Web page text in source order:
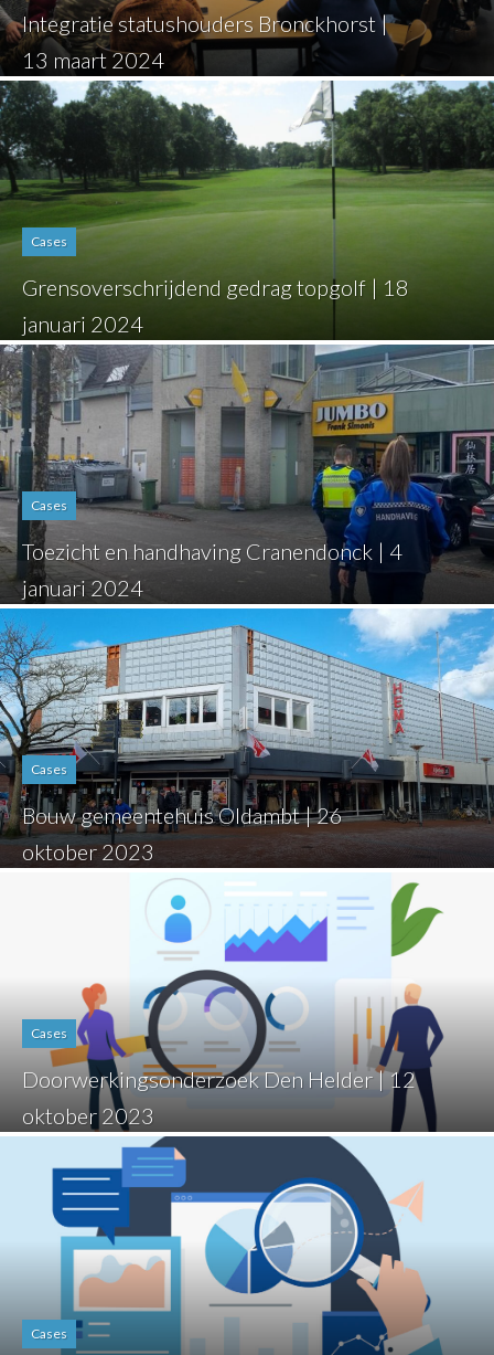
Integratie statushouders Bronckhorst |
13 maart 2024
Cases
Grensoverschrijdend gedrag topgolf | 18
januari 2024
Cases
Toezicht en handhaving Cranendonck | 4
januari 2024
Cases
Bouw gemeentehuis Oldambt | 26
oktober 2023
Cases
Doorwerkingsonderzoek Den Helder | 12
oktober 2023
Cases